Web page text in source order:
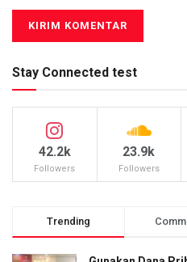
Stay Connected test
42.2k
Followers
23.9k
Followers
Trending